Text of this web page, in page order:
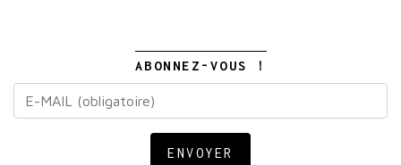
ABONNEZ-VOUS !
ENVOYER